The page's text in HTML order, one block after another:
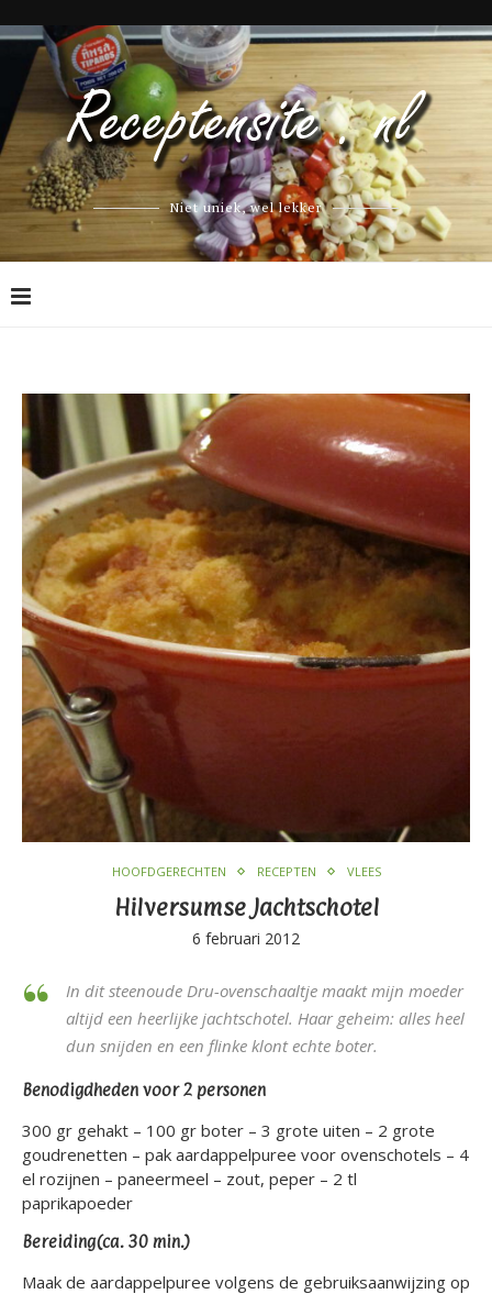
Niet uniek, wel lekker
HOOFDGERECHTEN RECEPTEN VLEES
Hilversumse Jachtschotel
6 februari 2012
In dit steenoude Dru-ovenschaaltje maakt mijn moeder
altijd een heerlijke jachtschotel. Haar geheim: alles heel
dun snijden en een flinke klont echte boter.
Benodigdheden voor 2 personen
300 gr gehakt – 100 gr boter – 3 grote uiten – 2 grote
goudrenetten – pak aardappelpuree voor ovenschotels – 4
el rozijnen – paneermeel – zout, peper – 2 tl
paprikapoeder
Bereiding(ca. 30 min.)
Maak de aardappelpuree volgens de gebruiksaanwijzing op